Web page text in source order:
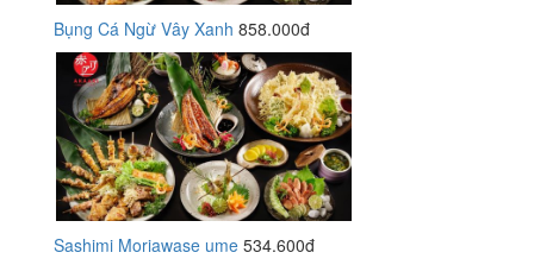
Bụng Cá Ngừ Vây Xanh 858.000đ
Sashimi Moriawase ume 534.600đ